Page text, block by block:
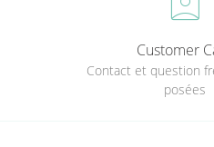
Customer
Contact et question
posées